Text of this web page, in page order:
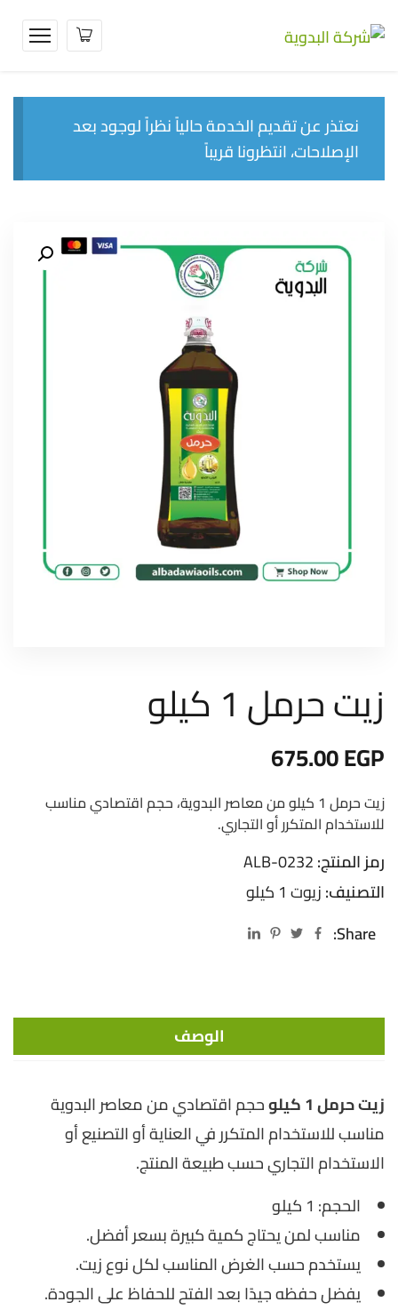
نعتذر عن تقديم الخدمة حالياً نظراً لوجود بعد
الإصلاحات، انتظرونا قريباً
زيت حرمل 1 كيلو
675.00EGP
زيت حرمل 1 كيلو من معاصر البدوية، حجم اقتصادي مناسب
للاستخدام المتكرر أو التجاري.
رمز المنتج:ALB-0232
التصنيف:زيوت 1 كيلو
Share:
الوصف
زيت حرمل 1 كيلو
حجم اقتصادي من معاصر البدوية
مناسب للاستخدام المتكرر في العناية أو التصنيع أو
الاستخدام التجاري حسب طبيعة المنتج.
الحجم: 1 كيلو
مناسب لمن يحتاج كمية كبيرة بسعر أفضل.
يستخدم حسب الغرض المناسب لكل نوع زيت.
يفضل حفظه جيدًا بعد الفتح للحفاظ على الجودة.